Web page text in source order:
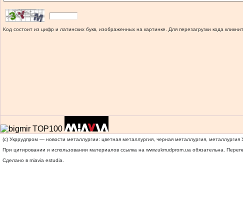
Код состоит из цифр и латинских букв, изображенных на картинке. Для перезагрузки кода
(c) Укррудпром — новости металлургии: цветная металлургия, черная металлургия, металлургия
При цитировании и использовании материалов ссылка на www.ukrrudprom.ua обязательна.
Сделано в miavia estudia.